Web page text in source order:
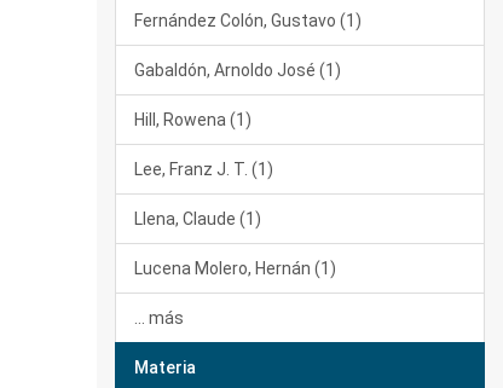
Fernández Colón, Gustavo (1)
Gabaldón, Arnoldo José (1)
Hill, Rowena (1)
Lee, Franz J. T. (1)
Llena, Claude (1)
Lucena Molero, Hernán (1)
... más
Materia